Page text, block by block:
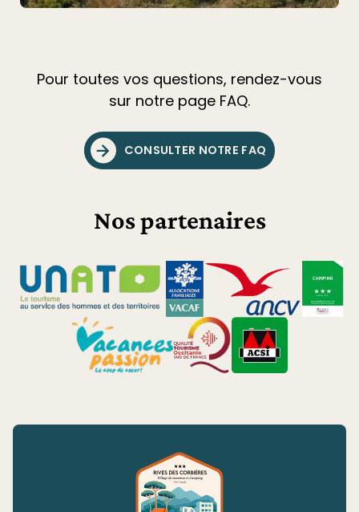
Pour toutes vos questions, rendez-vous
sur notre page FAQ.
CONSULTER NOTRE FAQ
Nos partenaires